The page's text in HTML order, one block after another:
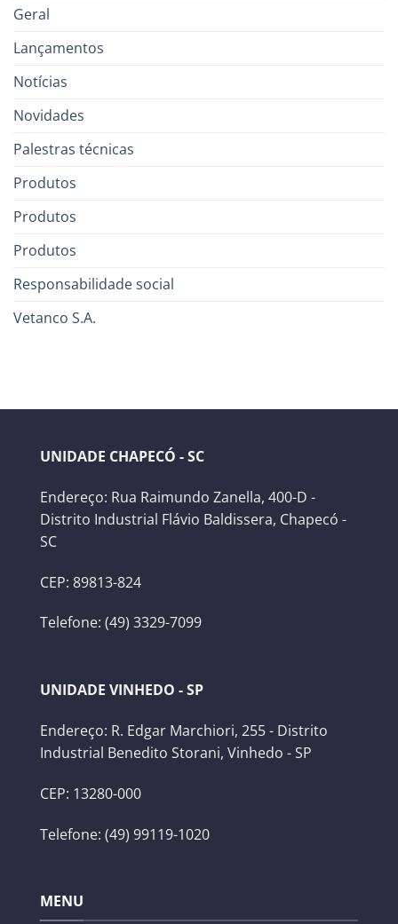
Geral
Lançamentos
Notícias
Novidades
Palestras técnicas
Produtos
Produtos
Produtos
Responsabilidade social
Vetanco S.A.
UNIDADE CHAPECÓ - SC
Endereço: Rua Raimundo Zanella, 400-D -
Distrito Industrial Flávio Baldissera, Chapecó -
SC
CEP: 89813-824
Telefone: (49) 3329-7099
UNIDADE VINHEDO - SP
Endereço: R. Edgar Marchiori, 255 - Distrito
Industrial Benedito Storani, Vinhedo - SP
CEP: 13280-000
Telefone: (49) 99119-1020
MENU